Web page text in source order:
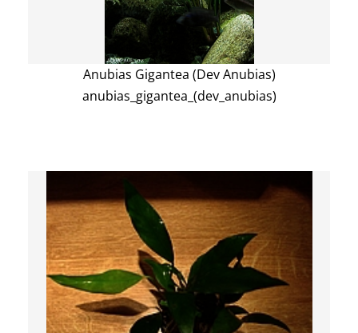
Anubias Gigantea (Dev Anubias)
anubias_gigantea_(dev_anubias)